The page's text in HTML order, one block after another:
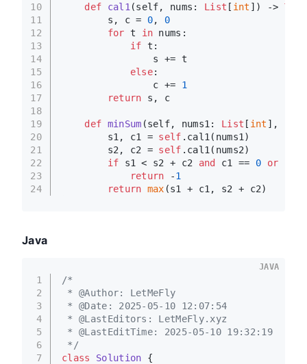
10
11
12
13
14
15
16
17
18
19
20
21
22
23
24
def
cal1 (self, nums: List [ int ] ) ->
        s, c =
0, 0
for t in nums:
if t:
                s += t
else:
                c +=
1
return s, c
def minSum (self, nums1: List [ int ],
        s1, c1 =
self .cal1(nums1)
        s2, c2 =
self .cal1(nums2)
if s1 < s2 + c2 and c1 == 0 or
return -1
return max (s1 + c1, s2 + c2)
Java
1
2
3
4
5
6
7
/*
* @Author: LetMeFly
* @Date: 2025-05-10 12:07:54
* @LastEditors: LetMeFly.xyz
* @LastEditTime: 2025-05-10 19:32:19
*/
class
Solution {
JAVA